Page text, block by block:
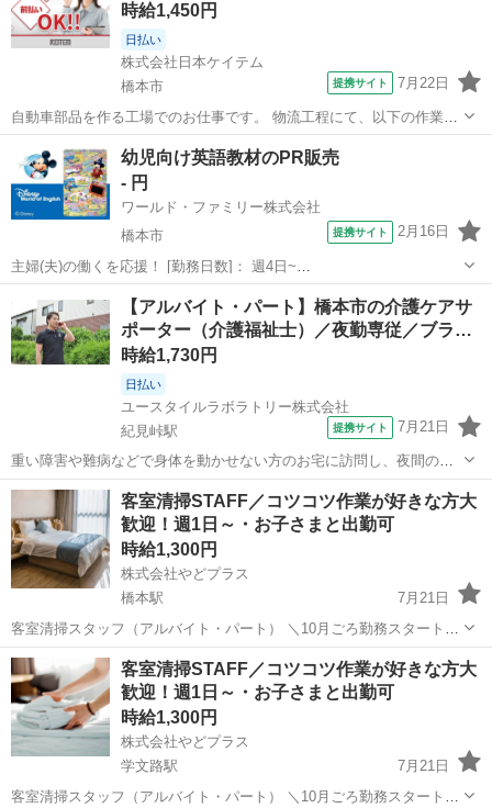
る患者様の対応を...時給1,450円
日払い
株式会社日本ケイテム
橋本市
提携サイト 7月22日
自動車部品を作る工場でのお仕事です。 物流工程にて、以下の作業を
お願いします。 ▼仕事詳細 (1)入出庫時の荷卸しや荷積み (2)製品をピ
ッキング (3)バーコード読み取ってデータ確認 (4)完成品の包装や梱包
【求人...
橋本市 仕分け
幼児向け英語教材のPR販売
- 円
ワールド・ファミリー株式会社
橋本市
提携サイト 2月16日
主婦(夫)の働くを応援！ [勤務日数]： 週4日~
10:00~17:00/10:00~16:00/10:00~15:00/09:30~14:00 [勤務地・最寄
駅]： 和歌山県橋本市 ※勤務エリア選択可 ワールド・フ...
【アルバイト・パート】橋本市の介護ケアサ
ポーター（介護福祉士）／夜勤専従／ブラ…
時給1,730円
日払い
ユースタイルラボラトリー株式会社
紀見峠駅
提携サイト 7月21日
重い障害や難病などで身体を動かせない方のお宅に訪問し、夜間の見
守りケアを行うお仕事です。もちろん直行直帰OK。 【サービス】 訪
問介護（夜勤） 【仕事内容】 ALSなどの難病の方や、さまざまな障が
いがあるご利用者の就寝時...
和歌山 橋本市 紀見峠駅 その他
客室清掃STAFF／コツコツ作業が好きな方大
歓迎！週1日～・お子さまと出勤可
時給1,300円
株式会社やどプラス
橋本駅
7月21日
客室清掃スタッフ（アルバイト・パート） ＼10月ごろ勤務スタート予
定！未経験歓迎♪家事の経験も活かせるお仕事です／ 当社が管理する
宿泊施設で、客室の清掃やセッティングを行うお仕事です。 お客様と
直接接することは...
和歌山 橋本市 橋本駅
客室清掃STAFF／コツコツ作業が好きな方大
歓迎！週1日～・お子さまと出勤可
時給1,300円
株式会社やどプラス
学文路駅
7月21日
客室清掃スタッフ（アルバイト・パート） ＼10月ごろ勤務スタート予